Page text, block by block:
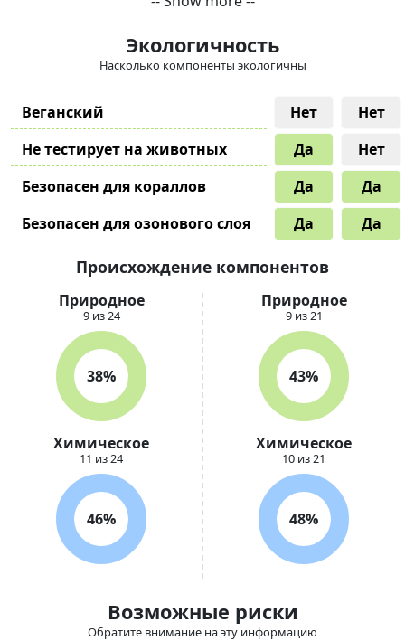
Экологичность
Насколько компоненты экологичны
Веганский Нет
Нет
Не тестирует на животных
Да
Нет
Безопасен для кораллов
Да
Да
Безопасен для озонового слоя
Да Да
Происхождение компонентов
Природное
9 из 24
38%
Химическое
11 из 24
46%
Природное
9 из 21
43%
Химическое
10 из 21
48%
Возможные риски
Обратите внимание на эту информацию